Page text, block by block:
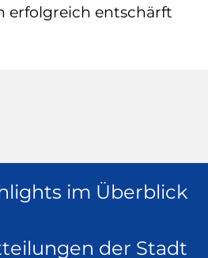
erfolgreich entschärft
im Überblick
der Stadt